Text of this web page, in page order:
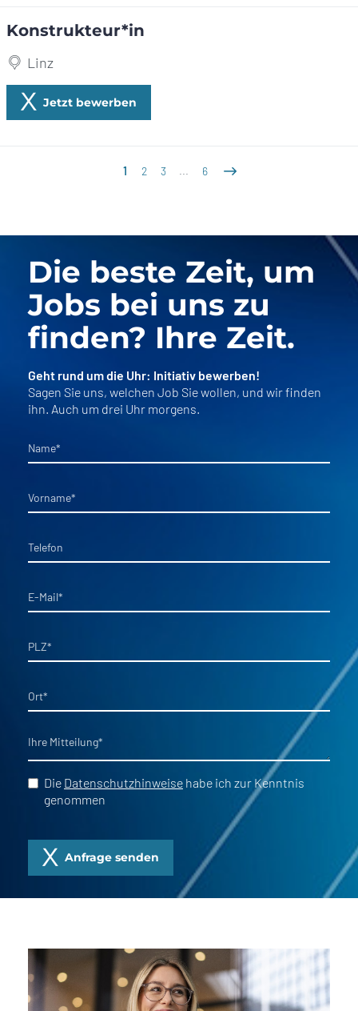
Konstrukteur*in
Linz
Jetzt bewerben
1 2 3 ... 6
Die beste Zeit, um
Jobs bei uns zu
finden? Ihre Zeit.
Geht rund um die Uhr: Initiativ bewerben!
Sagen Sie uns, welchen Job Sie wollen, und wir finden
ihn. Auch um drei Uhr morgens.
Die Datenschutzhinweise habe ich zur Kenntnis
genommen
Anfrage senden